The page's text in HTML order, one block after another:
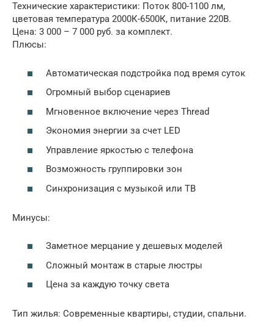
Технические характеристики: Поток 800-1100 лм,
цветовая температура 2000К-6500К, питание 220В.
Цена: 3 000 – 7 000 руб. за комплект.
Плюсы:
Автоматическая подстройка под время суток
Огромный выбор сценариев
Мгновенное включение через Thread
Экономия энергии за счет LED
Управление яркостью с телефона
Возможность группировки зон
Синхронизация с музыкой или ТВ
Минусы:
Заметное мерцание у дешевых моделей
Сложный монтаж в старые люстры
Цена за каждую точку света
Тип жилья: Современные квартиры, студии, спальни.